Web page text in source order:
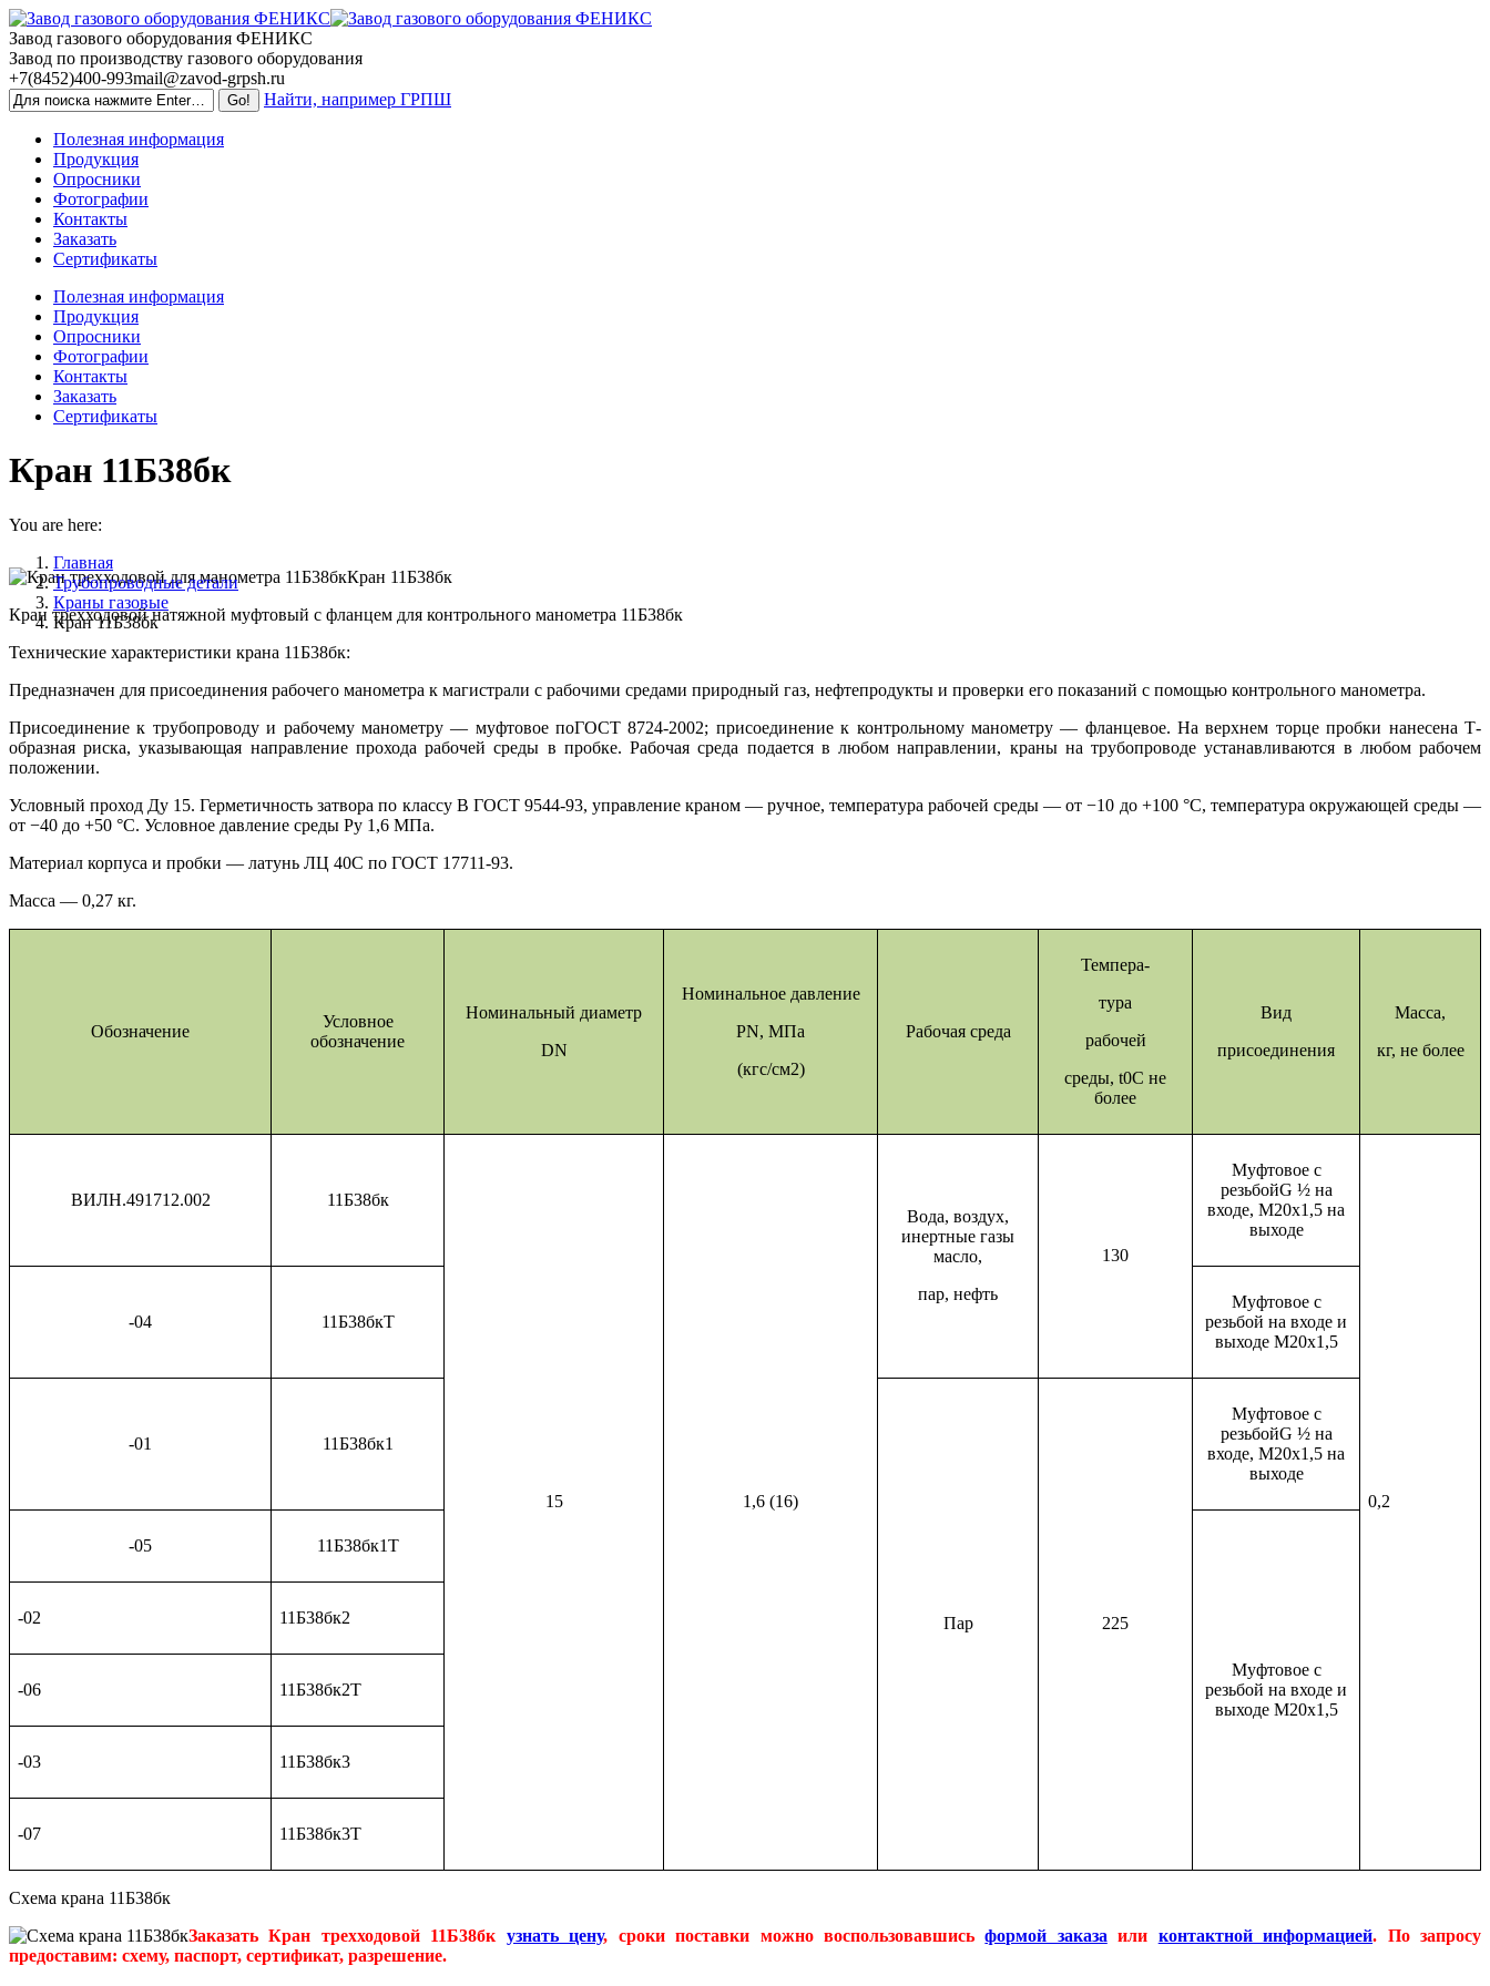
Skip
to
content
Завод газового оборудования ФЕНИКС
Завод по производству газового оборудования
+7(8452)400-993mail@zavod-grpsh.ru
Найти, например ГРПШ
Полезная информация
Продукция
Опросники
Фотографии
Контакты
Заказать
Сертификаты
Полезная информация
Продукция
Опросники
Фотографии
Контакты
Заказать
Сертификаты
Кран 11Б38бк
You are here:
Главная
Трубопроводные детали
Краны газовые
Кран 11Б38бк
Кран 11Б38бк
Кран трехходовой натяжной муфтовый с фланцем для контрольного манометра 11Б38бк
Технические характеристики крана 11Б38бк:
Предназначен для присоединения рабочего манометра к магистрали с рабочими средами природный газ, нефтепродукты и проверки его показаний с помощью контрольного манометра.
Присоединение к трубопроводу и рабочему манометру — муфтовое поГОСТ 8724-2002; присоединение к контрольному манометру — фланцевое. На верхнем торце пробки нанесена Т-
образная риска, указывающая направление прохода рабочей среды в пробке. Рабочая среда подается в любом направлении, краны на трубопроводе устанавливаются в любом рабочем
положении.
Условный проход Ду 15. Герметичность затвора по классу В ГОСТ 9544-93, управление краном — ручное, температура рабочей среды — от −10 до +100 °С, температура окружающей среды —
от −40 до +50 °С. Условное давление среды Ру 1,6 МПа.
Материал корпуса и пробки — латунь ЛЦ 40С по ГОСТ 17711-93.
Масса — 0,27 кг.
Обозначение
Условное
обозначение
Номинальный диаметр
DN
Номинальное давление
PN, МПа
(кгс/см2)
Рабочая среда
Темпера-
тура
рабочей
среды, t0С не
более
Вид
присоединения
Масса,
кг, не более
ВИЛН.491712.002 11Б38бк
15 1,6 (16)
Вода, воздух,
инертные газы
масло,
пар, нефть
130
Муфтовое с
резьбойG ½ на
входе, М20х1,5 на
выходе
0,2
-04 11Б38бкТ
Муфтовое с
резьбой на входе и
выходе М20х1,5
-01 11Б38бк1
Пар 225
Муфтовое с
резьбойG ½ на
входе, М20х1,5 на
выходе
-05 11Б38бк1Т
Муфтовое с
резьбой на входе и
выходе М20х1,5
-02 11Б38бк2
-06 11Б38бк2Т
-03 11Б38бк3
-07 11Б38бк3Т
Схема крана 11Б38бк
Заказать Кран трехходовой 11Б38бк узнать цену, сроки поставки можно воспользовавшисьформой заказаили контактной информацией. По запросу
предоставим: схему, паспорт, сертификат, разрешение.